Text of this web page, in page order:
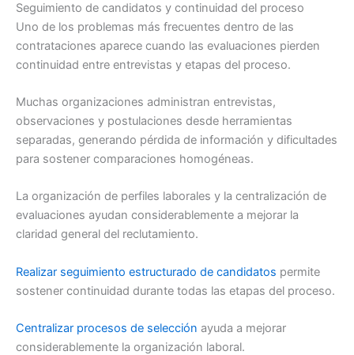
Seguimiento de candidatos y continuidad del proceso
Uno de los problemas más frecuentes dentro de las
contrataciones aparece cuando las evaluaciones pierden
continuidad entre entrevistas y etapas del proceso.
Muchas organizaciones administran entrevistas,
observaciones y postulaciones desde herramientas
separadas, generando pérdida de información y dificultades
para sostener comparaciones homogéneas.
La organización de perfiles laborales y la centralización de
evaluaciones ayudan considerablemente a mejorar la
claridad general del reclutamiento.
Realizar seguimiento estructurado de candidatos permite
sostener continuidad durante todas las etapas del proceso.
Centralizar procesos de selección ayuda a mejorar
considerablemente la organización laboral.